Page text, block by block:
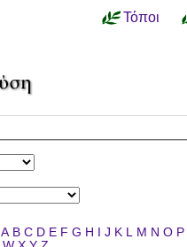
Τόποι
A B C D E F G H I J K L M N O P